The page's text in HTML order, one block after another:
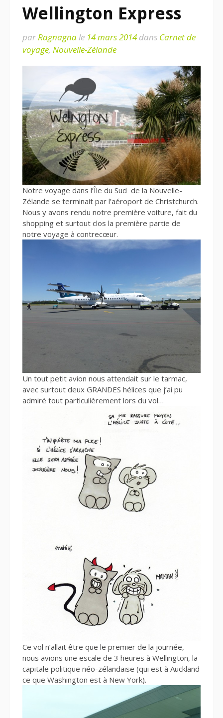
Wellington Express
parRagnagnale 14 mars 2014 dans Carnet de
voyage, Nouvelle-Zélande
Notre voyage dans l’Île du Sud de la Nouvelle-
Zélande se terminait par l’aéroport de Christchurch.
Nous y avons rendu notre première voiture, fait du
shopping et surtout clos la première partie de
notre voyage à contrecœur.
Un tout petit avion nous attendait sur le tarmac,
avec surtout deux GRANDES hélices que j’ai pu
admiré tout particulièrement lors du vol…
Ce vol n’allait être que le premier de la journée,
nous avions une escale de 3 heures à Wellington, la
capitale politique néo-zélandaise (qui est à Auckland
ce que Washington est à New York).